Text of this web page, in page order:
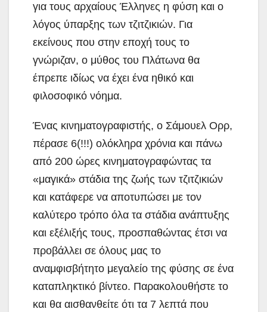
για τους αρχαίους Έλληνες η φύση και ο
λόγος ύπαρξης των τζιτζικιών. Για
εκείνους που στην εποχή τους το
γνώριζαν, ο μύθος του Πλάτωνα θα
έπρεπε ιδίως να έχει ένα ηθικό και
φιλοσοφικό νόημα.
Ένας κινηματογραφιστής, ο Σάμουελ Ορρ,
πέρασε 6(!!!) ολόκληρα χρόνια και πάνω
από 200 ώρες κινηματογραφώντας τα
«μαγικά» στάδια της ζωής των τζιτζικιών
και κατάφερε να αποτυπώσει με τον
καλύτερο τρόπο όλα τα στάδια ανάπτυξης
και εξέλιξής τους, προσπαθώντας έτσι να
προβάλλει σε όλους μας το
αναμφισβήτητο μεγαλείο της φύσης σε ένα
καταπληκτικό βίντεο. Παρακολουθήστε το
και θα αισθανθείτε ότι τα 7 λεπτά που